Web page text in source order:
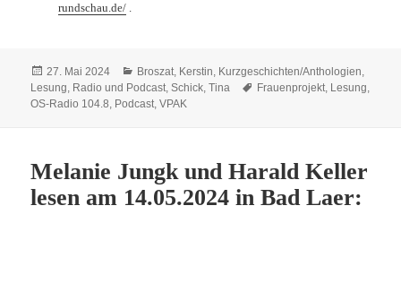
rundschau.de/.
Veröffentlicht
am
27. Mai 2024 Kategorien
Broszat, Kerstin Kurzgeschichten/Anthologien
Lesung Radio und Podcast ,Schick, Tina Schlagwörter
Frauenprojekt Lesung
OS-Radio 104.8 Podcast ,VPAK
Melanie Jungk und Harald Keller
lesen am 14.05.2024 in Bad Laer: